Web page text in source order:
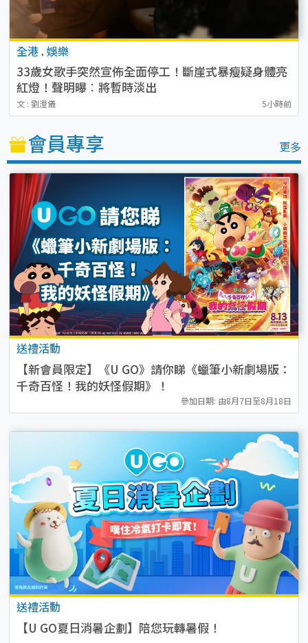
全港 . 娛樂
33歲女歌手突然宣佈全面停工！斷崖式暴瘦疑身體亮
紅燈！聲明曝︰將暫時淡出
文 : 劉澄儀 5小時前
會員專享 更多
送禮活動
【新會員限定】《U GO》請你睇《蠟筆小新劇場版：
千奇百怪！我的妖怪假期》！
參加日期: 由8月7日至8月18日
送禮活動
【U GO夏日消暑企劃】陪您玩轉暑假！